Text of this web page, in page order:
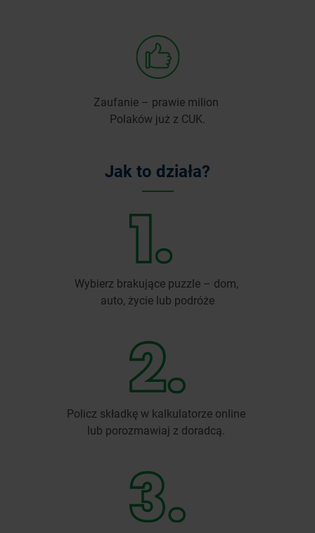
Zaufanie – prawie milion
Polaków już z CUK.
Jak to działa?
Wybierz brakujące puzzle – dom,
auto, życie lub podróże
Policz składkę w kalkulatorze online
lub porozmawiaj z doradcą.